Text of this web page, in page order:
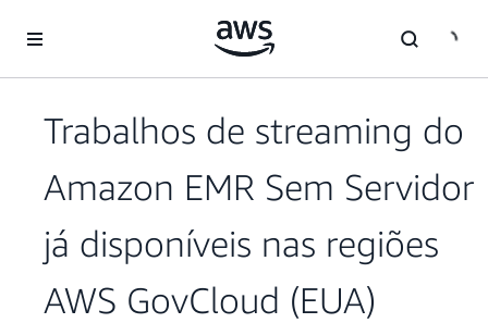
Pular para o conteúdo principal
Trabalhos de streaming do
Amazon EMR Sem Servidor
já disponíveis nas regiões
AWS GovCloud (EUA)